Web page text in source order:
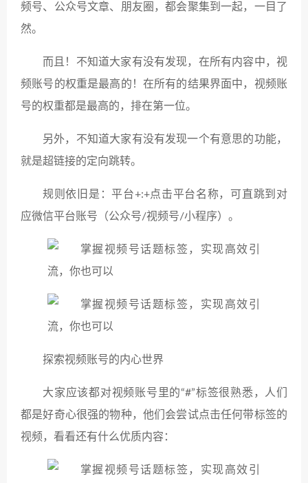
频号、公众号文章、朋友圈，都会聚集到一起，一目了
然。
而且！不知道大家有没有发现，在所有内容中，视
频账号的权重是最高的！在所有的结果界面中，视频账
号的权重都是最高的，排在第一位。
另外，不知道大家有没有发现一个有意思的功能，
就是超链接的定向跳转。
规则依旧是：平台+:+点击平台名称，可直跳到对
应微信平台账号（公众号/视频号/小程序）。
探索视频账号的内心世界
大家应该都对视频账号里的“#”标签很熟悉，人们
都是好奇心很强的物种，他们会尝试点击任何带标签的
视频，看看还有什么优质内容：